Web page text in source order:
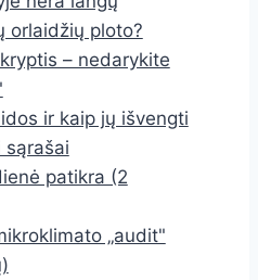
orlaidžių ploto?
– nedarykite
ir kaip jų išvengti
sąrašai
patikra (2
„audit"